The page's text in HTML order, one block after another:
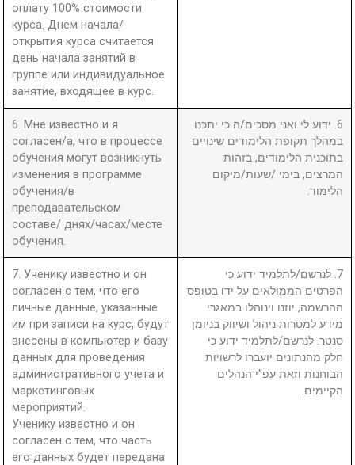
оплату 100% стоимости
курса. Днем начала/
открытия курса считается
день начала занятий в
группе или индивидуальное
занятие, входящее в курс.
6. Мне известно и я
согласен/а, что в процессе
обучения могут возникнуть
изменения в программе
обучения/в
преподавательском
составе/ днях/часах/месте
обучения.
6. ידוע לי ואני מסכים/ה כי יתכנו
במהלך תקופת הלימודים שינויים
בתוכנית הלימודים, בזהות
המרצים, בימי /שעות/מיקום
הלימוד.
7. Ученику известно и он
согласен с тем, что его
личные данные, указанные
им при записи на курс, будут
внесены в компьютер и базу
данных для проведения
административного учета и
маркетинговых
мероприятий.
Ученику известно и он
согласен с тем, что часть
его данных будет передана
7. לנרשם/לתלמיד ידוע כי
הפרטים הממולאים על ידו בטופס
ההרשמה, יוזנו וינוהלו במאגרי
מידע למטרות ניהול ושיווק בניומן
סנטר. לנרשם/לתלמיד ידוע כי
חלק מהנתונים יועברו לרשויות
הבוחנות וזאת עפ"י הנהלים
הקיימים.